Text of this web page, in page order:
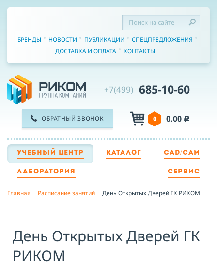
БРЕНДЫ НОВОСТИ ПУБЛИКАЦИИ
СПЕЦПРЕДЛОЖЕНИЯ
ДОСТАВКА И ОПЛАТА
КОНТАКТЫ
+7(499) 685-10-60
ОБРАТНЫЙ ЗВОНОК 0 0.00 c
Я принимаю условия публичной
оферты, подтверждаю
ознакомление с
УЧЕБНЫЙ ЦЕНТР КАТАЛОГ CAD/CAM
ЛАБОРАТОРИЯ СЕРВИС
Главная Расписание занятий День Открытых Дверей ГК РИКОМ
День Открытых Дверей ГК
РИКОМ